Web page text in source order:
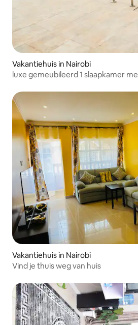
Vakantiehuis in Nairobi
luxe gemeubileerd 1 slaapkamer
Vakantiehuis in Nairobi
Vind je thuis weg van huis